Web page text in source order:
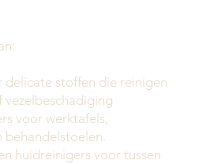
delicate stoffen die reinigen
voor werktafels,
behandelstoelen.
huidreinigers voor tussen